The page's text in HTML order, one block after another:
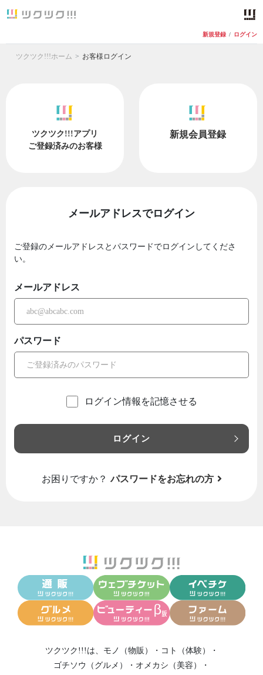
新規登録 / ログイン
ツクツク!!!ホーム お客様ログイン
ツクツク!!!アプリ
ご登録済みのお客様
新規会員登録
メールアドレスでログイン
ご登録のメールアドレスとパスワードでログインしてくださ
い。
メールアドレス
パスワード
ログイン情報を記憶させる
ログイン
お困りですか？ パスワードをお忘れの方
ツクツク!!!は、 モノ（物販） ・ コト（体験）
・
ゴチソウ（グルメ）
・ オメカシ（美容）
・